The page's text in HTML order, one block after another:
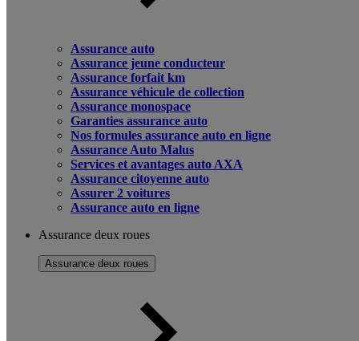
Assurance auto
Assurance jeune conducteur
Assurance forfait km
Assurance véhicule de collection
Assurance monospace
Garanties assurance auto
Nos formules assurance auto en ligne
Assurance Auto Malus
Services et avantages auto AXA
Assurance citoyenne auto
Assurer 2 voitures
Assurance auto en ligne
Assurance deux roues
Assurance deux roues